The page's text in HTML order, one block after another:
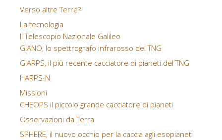
Verso altre Terre?
La tecnologia
Il Telescopio Nazionale Galileo
GIANO, lo spettrografo infrarosso del TNG
GIARPS, il più recente cacciatore di pianeti del TNG
HARPS-N
Missioni
CHEOPS il piccolo grande cacciatore di pianeti
Osservazioni da Terra
SPHERE, il nuovo occhio per la caccia agli esopianeti